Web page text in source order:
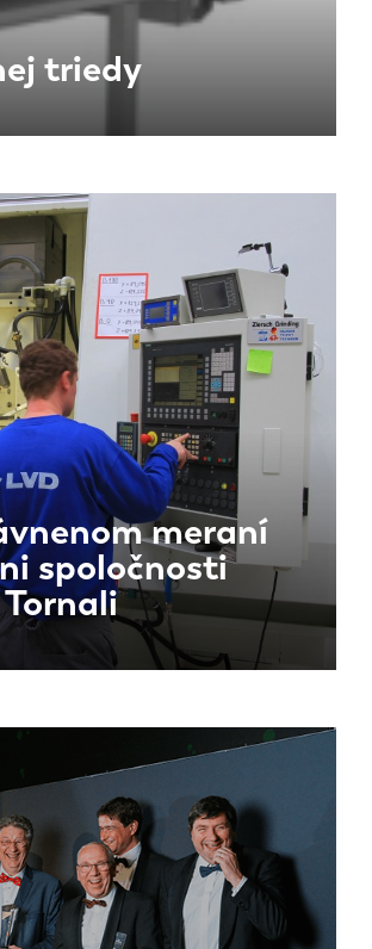
triedy
meraní
spoločnosti
Tornali